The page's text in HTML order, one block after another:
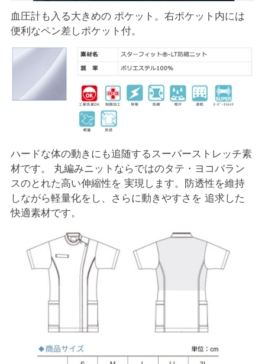
血圧計も入る大きめの ポケット。右ポケット内には
便利なペン差しポケット付。
ハードな体の動きにも追随するスーパーストレッチ素
材です。 丸編みニットならではのタテ・ヨコバラン
スのとれた高い伸縮性を 実現します。防透性を維持
しながら軽量化をし、さらに動きやすさを 追求した
快適素材です。